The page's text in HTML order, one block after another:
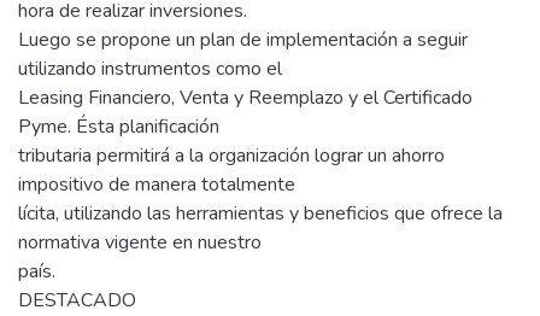
hora de realizar inversiones.
Luego se propone un plan de implementación a seguir
utilizando instrumentos como el
Leasing Financiero, Venta y Reemplazo y el Certificado
Pyme. Ésta planificación
tributaria permitirá a la organización lograr un ahorro
impositivo de manera totalmente
lícita, utilizando las herramientas y beneficios que ofrece la
normativa vigente en nuestro
país.
DESTACADO